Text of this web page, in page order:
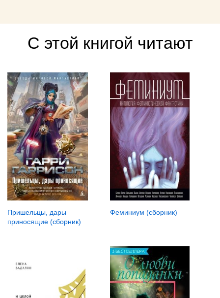
С этой книгой читают
Пришельцы, дары
приносящие (сборник)
Феминиум (сборник)